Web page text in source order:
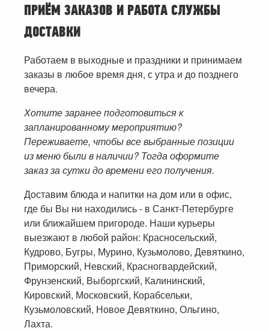
ПРИЁМ ЗАКАЗОВ И РАБОТА СЛУЖБЫ
ДОСТАВКИ
Работаем в выходные и праздники и принимаем
заказы в любое время дня, с утра и до позднего
вечера.
Хотите заранее подготовиться к
запланированному мероприятию?
Переживаете, чтобы все выбранные позиции
из меню были в наличии? Тогда оформите
заказ за сутки до времени его получения.
Доставим блюда и напитки на дом или в офис,
где бы Вы ни находились - в Санкт-Петербурге
или ближайшем пригороде. Наши курьеры
выезжают в любой район: Красносельский,
Кудрово, Бугры, Мурино, Кузьмолово, Девяткино,
Приморский, Невский, Красногвардейский,
Фрунзенский, Выборгский, Калининский,
Кировский, Московский, Корабсельки,
Кузьмоловский, Новое Девяткино, Ольгино,
Лахта.